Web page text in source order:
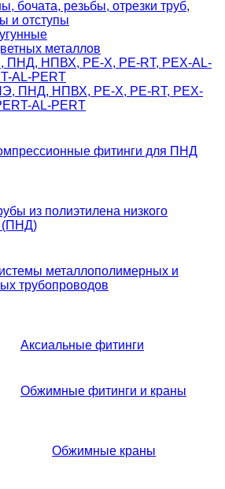
бочата, резьбы, отрезки труб,
и отступы
металлов
ПНД, НПВХ, PE-X, PE-RT, PEX-AL-
AL-PERT
ПНД, НПВХ, PE-X, PE-RT, PEX-
AL-PERT
фитинги для ПНД
из полиэтилена низкого
(ПНД)
металлополимерных и
трубопроводов
Аксиальные фитинги
Обжимные фитинги и краны
Обжимные краны